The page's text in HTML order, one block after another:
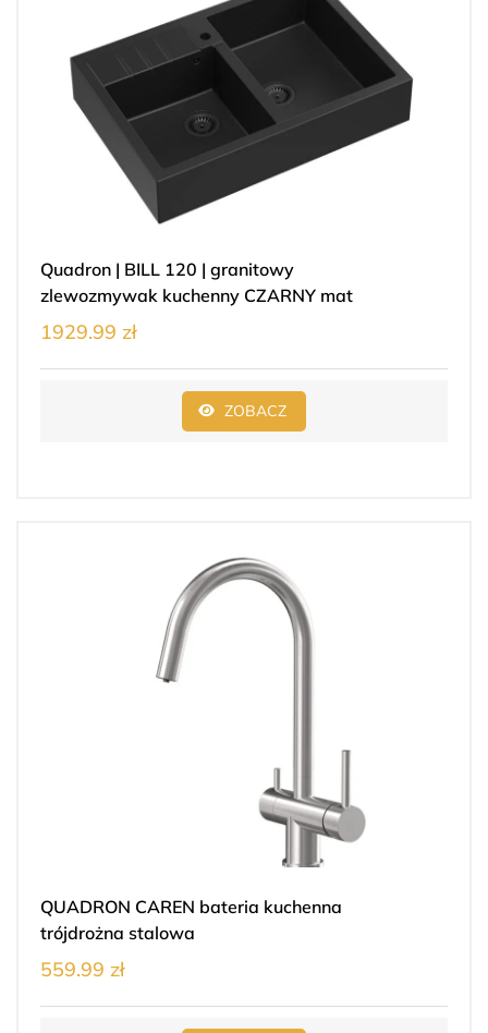
Quadron | BILL 120 | granitowy
zlewozmywak kuchenny CZARNY mat
1929.99 zł
ZOBACZ
QUADRON CAREN bateria kuchenna
trójdrożna stalowa
559.99 zł